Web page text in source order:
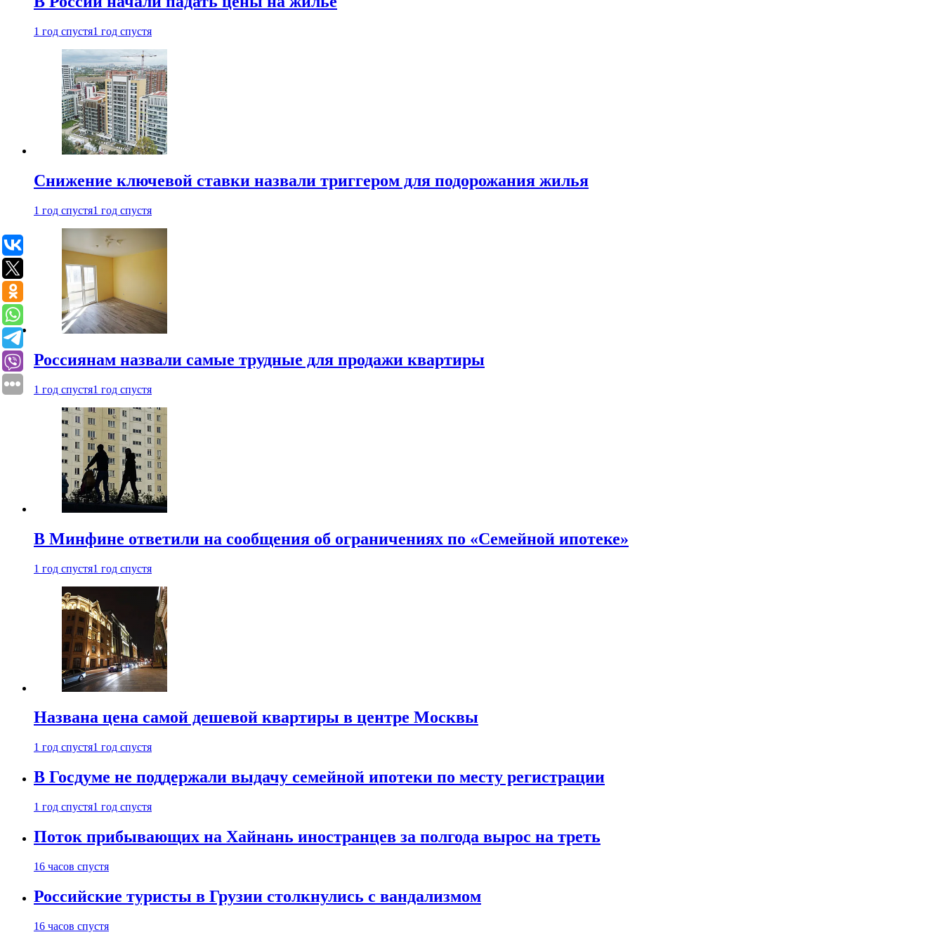
1 год спустя1 год спустя
Снижение ключевой ставки назвали триггером для подорожания жилья
1 год спустя1 год спустя
Россиянам назвали самые трудные для продажи квартиры
1 год спустя1 год спустя
В Минфине ответили на сообщения об ограничениях по «Семейной ипотеке»
1 год спустя1 год спустя
Названа цена самой дешевой квартиры в центре Москвы
1 год спустя1 год спустя
В Госдуме не поддержали выдачу семейной ипотеки по месту регистрации
1 год спустя1 год спустя
Поток прибывающих на Хайнань иностранцев за полгода вырос на треть
16 часов спустя
Российские туристы в Грузии столкнулись с вандализмом
16 часов спустя